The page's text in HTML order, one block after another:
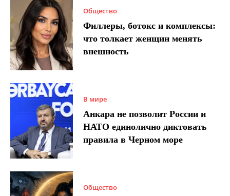
Общество
Филлеры, ботокс и комплексы:
что толкает женщин менять
внешность
В мире
Анкара не позволит России и
НАТО единолично диктовать
правила в Черном море
Общество